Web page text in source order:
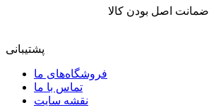
ضمانت اصل بودن کالا
پشتیبانی
فروشگاه‌های ما
تماس با ما
نقشه سایت